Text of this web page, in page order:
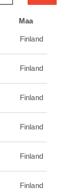
Maa
Finland
Finland
Finland
Finland
Finland
Finland